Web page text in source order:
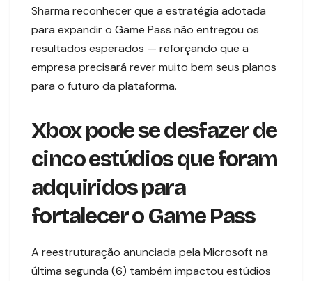
Sharma reconhecer que a estratégia adotada
para expandir o Game Pass não entregou os
resultados esperados — reforçando que a
empresa precisará rever muito bem seus planos
para o futuro da plataforma.
Xbox pode se desfazer de
cinco estúdios que foram
adquiridos para
fortalecer o Game Pass
A reestruturação anunciada pela Microsoft na
última segunda (6) também impactou estúdios